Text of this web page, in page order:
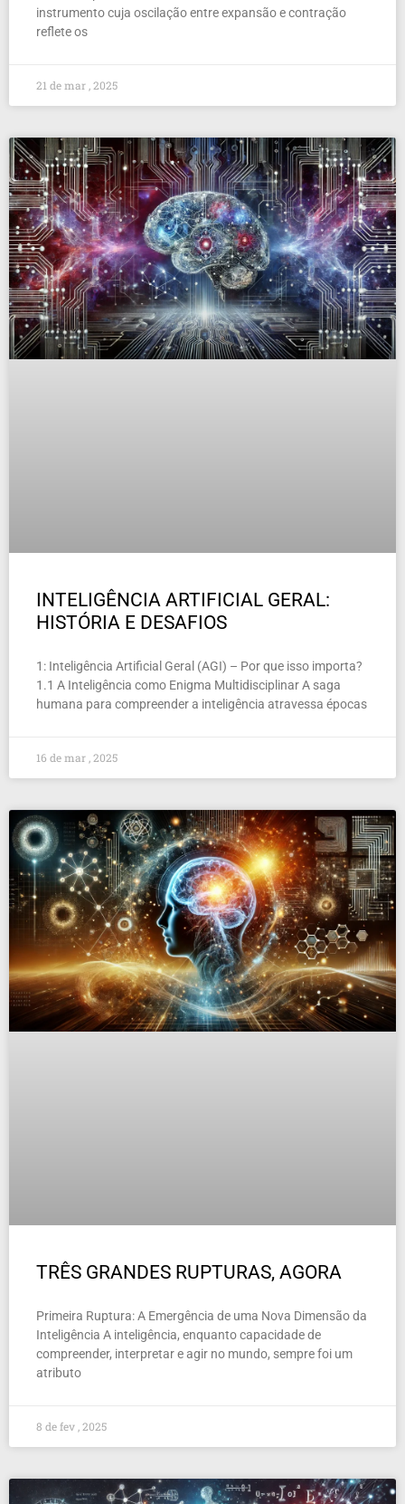
instrumento cuja oscilação entre expansão e contração
reflete os
21 de mar , 2025
INTELIGÊNCIA ARTIFICIAL GERAL:
HISTÓRIA E DESAFIOS
1: Inteligência Artificial Geral (AGI) – Por que isso importa?
1.1 A Inteligência como Enigma Multidisciplinar A saga
humana para compreender a inteligência atravessa épocas
16 de mar , 2025
TRÊS GRANDES RUPTURAS, AGORA
Primeira Ruptura: A Emergência de uma Nova Dimensão da
Inteligência A inteligência, enquanto capacidade de
compreender, interpretar e agir no mundo, sempre foi um
atributo
8 de fev , 2025